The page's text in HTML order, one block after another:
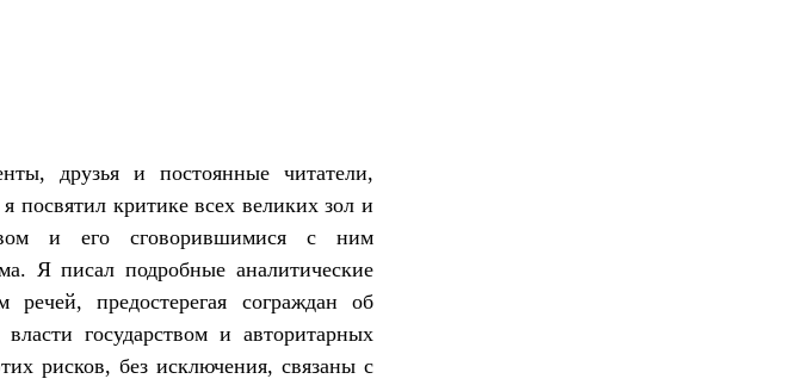
друзья и постоянные читатели,
посвятил критике всех великих зол и
и его сговорившимися с ним
Я писал подробные аналитические
предостерегая сограждан об
государством и авторитарных
рисков, без исключения, связаны с